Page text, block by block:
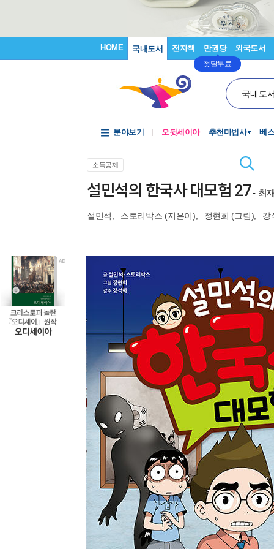
HOME 국내도서 전자책 만권당
첫달무료
외국도서
국내도
분야보기 오뒷세이아 추천마법사 베
소득공제
설민석의 한국사 대모험 27- 최
설민석 스토리박스 (지은이), 정현희 (그림), 강